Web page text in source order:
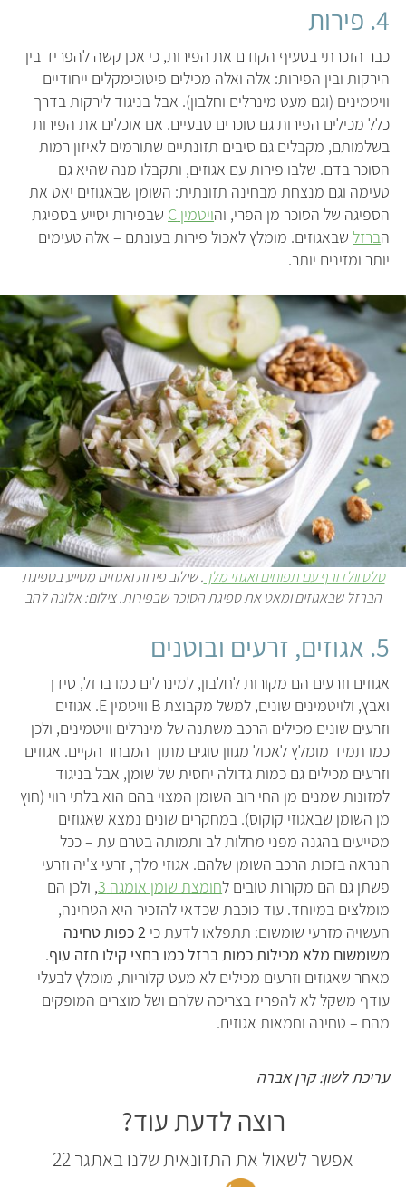
4. פירות
כבר הזכרתי בסעיף הקודם את הפירות, כי אכן קשה להפריד בין
הירקות ובין הפירות: אלה ואלה מכילים פיטוכימקלים ייחודיים
וויטמינים (וגם מעט מינרלים וחלבון). אבל בניגוד לירקות בדרך
כלל מכילים הפירות גם סוכרים טבעיים. אם אוכלים את הפירות
בשלמותם, מקבלים גם סיבים תזונתיים שתורמים לאיזון רמות
הסוכר בדם. שלבו פירות עם אגוזים, ותקבלו מנה שהיא גם
טעימה וגם מנצחת מבחינה תזונתית: השומן שבאגוזים יאט את
הספיגה של הסוכר מן הפרי, והויטמין C
שבפירות יסייע בספיגת
הברזלשבאגוזים. מומלץ לאכול פירות בעונתם – אלה טעימים
יותר ומזינים יותר.
סלט וולדורף עם תפוחים ואגוזי מלך. שילוב פירות ואגוזים מסייע בספיגת
הברזל שבאגוזים ומאט את ספיגת הסוכר שבפירות. צילום: אלונה להב
5. אגוזים, זרעים ובוטנים
אגוזים וזרעים הם מקורות לחלבון, למינרלים כמו ברזל, סידן
ואבץ, ולויטמינים שונים, למשל מקבוצת B וויטמין E. אגוזים
וזרעים שונים מכילים הרכב משתנה של מינרלים וויטמינים, ולכן
כמו תמיד מומלץ לאכול מגוון סוגים מתוך המבחר הקיים. אגוזים
וזרעים מכילים גם כמות גדולה יחסית של שומן, אבל בניגוד
למזונות שמנים מן החי רוב השומן המצוי בהם הוא בלתי רווי (חוץ
מן השומן שבאגוזי קוקוס). במחקרים שונים נמצא שאגוזים
מסייעים בהגנה מפני מחלות לב ותמותה בטרם עת – ככל
הנראה בזכות הרכב השומן שלהם. אגוזי מלך, זרעי צ'יה וזרעי
פשתן גם הם מקורות טובים לחומצת שומן אומגה 3
, ולכן הם
מומלצים במיוחד. עוד כוכבת שכדאי להזכיר היא הטחינה,
העשויה מזרעי שומשום: תתפלאו לדעת כי
2 כפות טחינה
משומשום מלא מכילות כמות ברזל כמו בחצי קילו חזה עוף.
מאחר שאגוזים וזרעים מכילים לא מעט קלוריות, מומלץ לבעלי
עודף משקל לא להפריז בצריכה שלהם ושל מוצרים המופקים
מהם – טחינה וחמאות אגוזים.
עריכת לשון: קרן אברה
רוצה לדעת עוד?
אפשר לשאול את התזונאית שלנו באתגר 22